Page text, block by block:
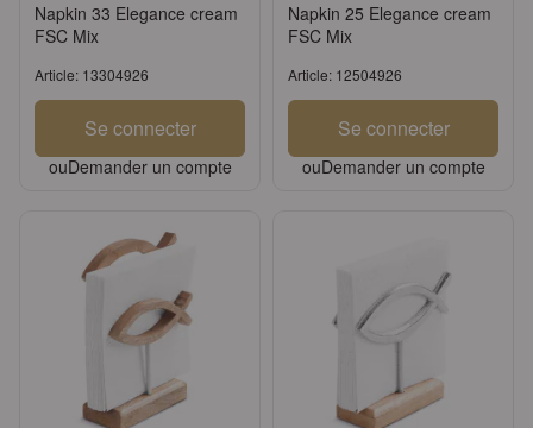
Napkin 33 Elegance cream
FSC Mix
Article: 13304926
Se connecter
ouDemander un compte
Napkin 25 Elegance cream
FSC Mix
Article: 12504926
Se connecter
ouDemander un compte